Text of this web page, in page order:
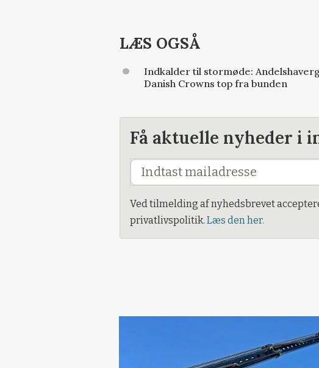
LÆS OGSÅ
Indkalder til stormøde:
Danish Crowns top fra bunden
Få aktuelle nyheder i
Ved tilmelding af nyhedsbrevet
privatlivspolitik. Læs den her.